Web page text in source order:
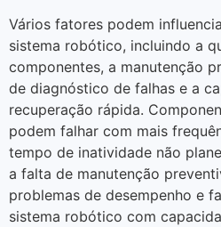
Vários fatores podem
sistema robótico, incluindo a
componentes, a manutenção
de diagnóstico de falhas e a
recuperação rápida.
podem falhar com mais
tempo de inatividade não
a falta de manutenção
problemas de desempenho e
sistema robótico com